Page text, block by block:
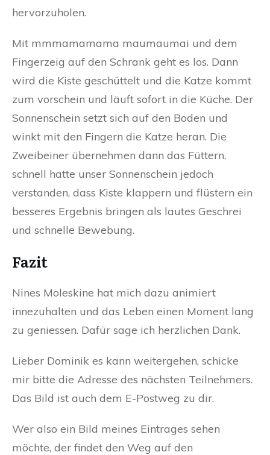
hervorzuholen.
Mit mmmamamama maumaumai und dem
Fingerzeig auf den Schrank geht es los. Dann
wird die Kiste geschüttelt und die Katze kommt
zum vorschein und läuft sofort in die Küche. Der
Sonnenschein setzt sich auf den Boden und
winkt mit den Fingern die Katze heran. Die
Zweibeiner übernehmen dann das Füttern,
schnell hatte unser Sonnenschein jedoch
verstanden, dass Kiste klappern und flüstern ein
besseres Ergebnis bringen als lautes Geschrei
und schnelle Bewebung.
Fazit
Nines Moleskine hat mich dazu animiert
innezuhalten und das Leben einen Moment lang
zu geniessen. Dafür sage ich herzlichen Dank.
Lieber Dominik es kann weitergehen, schicke
mir bitte die Adresse des nächsten Teilnehmers.
Das Bild ist auch dem E-Postweg zu dir.
Wer also ein Bild meines Eintrages sehen
möchte, der findet den Weg auf den